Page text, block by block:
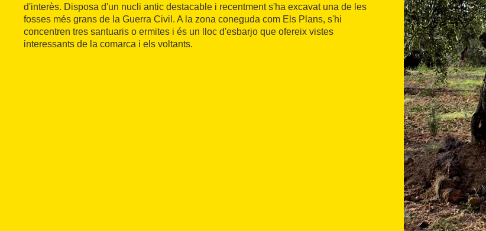
d'interès. Disposa d'un nucli antic destacable i recentment s'ha excavat una de les
fosses més grans de la Guerra Civil. A la zona coneguda com Els Plans, s'hi
concentren tres santuaris o ermites i és un lloc d'esbarjo que ofereix vistes
interessants de la comarca i els voltants.